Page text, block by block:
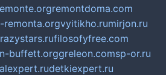
remontdoma.com
remonta.orgvyitikho.rumirjon.ru
filosofyfree.com
buffett.orggreleon.comsp-or.ru
detkiexpert.ru